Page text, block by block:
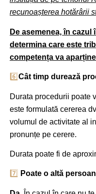
recunoașterea hotărârii
De asemenea, în
determina care este
competența va
6️⃣Cât timp durează
Durata procedurii poate
este formulată cererea
volumul de activitate al
pronunțe pe cerere.
Durata poate fi de
7️⃣ Poate o altă